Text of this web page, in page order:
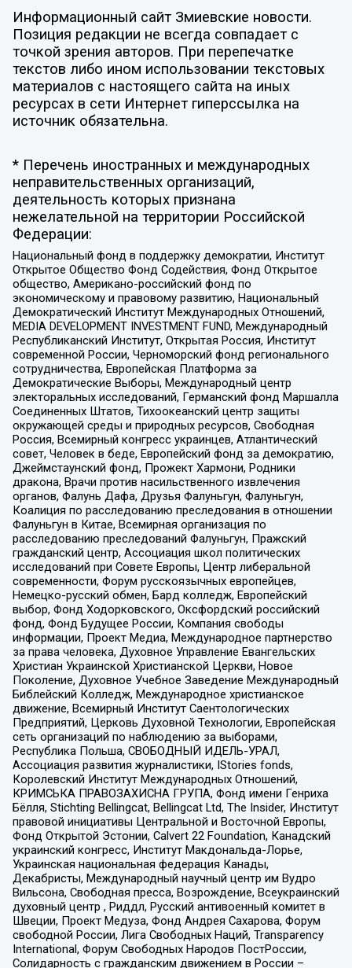
Информационный сайт Змиевские новости.
Позиция редакции не всегда совпадает с
точкой зрения авторов. При перепечатке
текстов либо ином использовании текстовых
материалов с настоящего сайта на иных
ресурсах в сети Интернет гиперссылка на
источник обязательна.
* Перечень иностранных и международных
неправительственных организаций,
деятельность которых признана
нежелательной на территории Российской
Федерации:
Национальный фонд в поддержку демократии, Институт
Открытое Общество Фонд Содействия, Фонд Открытое
общество, Американо-российский фонд по
экономическому и правовому развитию, Национальный
Демократический Институт Международных Отношений,
MEDIA DEVELOPMENT INVESTMENT FUND, Международный
Республиканский Институт, Открытая Россия, Институт
современной России, Черноморский фонд регионального
сотрудничества, Европейская Платформа за
Демократические Выборы, Международный центр
электоральных исследований, Германский фонд Маршалла
Соединенных Штатов, Тихоокеанский центр защиты
окружающей среды и природных ресурсов, Свободная
Россия, Всемирный конгресс украинцев, Атлантический
совет, Человек в беде, Европейский фонд за демократию,
Джеймстаунский фонд, Прожект Хармони, Родники
дракона, Врачи против насильственного извлечения
органов, Фалунь Дафа, Друзья Фалуньгун, Фалуньгун,
Коалиция по расследованию преследования в отношении
Фалуньгун в Китае, Всемирная организация по
расследованию преследований Фалуньгун, Пражский
гражданский центр, Ассоциация школ политических
исследований при Совете Европы, Центр либеральной
современности, Форум русскоязычных европейцев,
Немецко-русский обмен, Бард колледж, Европейский
выбор, Фонд Ходорковского, Оксфордский российский
фонд, Фонд Будущее России, Компания свободы
информации, Проект Медиа, Международное партнерство
за права человека, Духовное Управление Евангельских
Христиан Украинской Христианской Церкви, Новое
Поколение, Духовное Учебное Заведение Международный
Библейский Колледж, Международное христианское
движение, Всемирный Институт Саентологических
Предприятий, Церковь Духовной Технологии, Европейская
сеть организаций по наблюдению за выборами,
Республика Польша, СВОБОДНЫЙ ИДЕЛЬ-УРАЛ,
Ассоциация развития журналистики, IStories fonds,
Королевский Институт Международных Отношений,
КРИМСЬКА ПРАВОЗАХИСНА ГРУПА, Фонд имени Генриха
Бёлля, Stichting Bellingcat, Bellingcat Ltd, The Insider, Институт
правовой инициативы Центральной и Восточной Европы,
Фонд Открытой Эстонии, Calvert 22 Foundation, Канадский
украинский конгресс, Институт Макдональда-Лорье,
Украинская национальная федерация Канады,
Декабристы, Международный научный центр им Вудро
Вильсона, Свободная пресса, Возрождение, Всеукраинский
духовный центр , Риддл, Русский антивоенный комитет в
Швеции, Проект Медуза, Фонд Андрея Сахарова, Форум
свободной России, Лига Свободных Наций, Transparеncy
International, Форум Свободных Народов ПостРоссии,
Солидарность с гражданским движением в России –